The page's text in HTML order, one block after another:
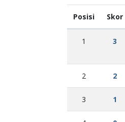
Posisi Skor
1
3
2 2
3 1